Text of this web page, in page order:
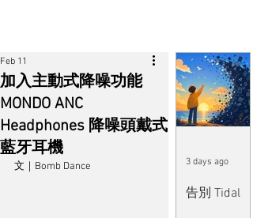
加入主動式降噪功能
MONDO ANC
Headphones 降噪頭戴式
藍牙耳機
Feb 11
文｜Bomb Dance
告別 Tidal
3 days ago